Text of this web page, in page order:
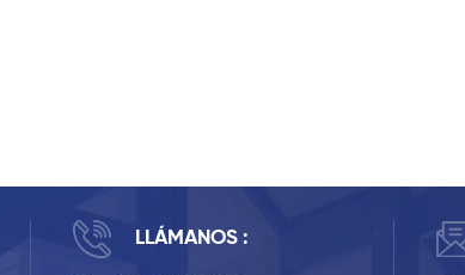
LLÁMANOS :